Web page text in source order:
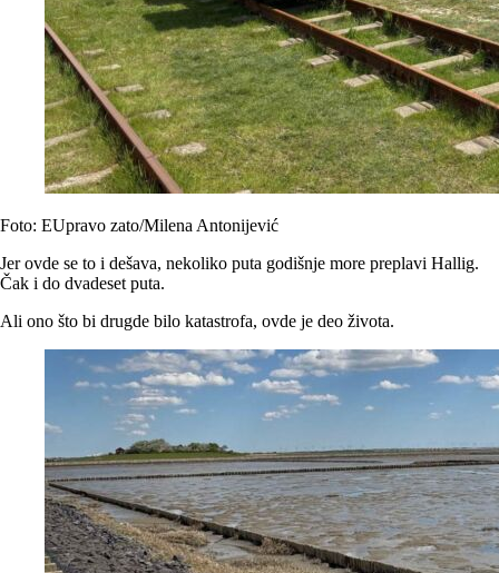
Foto: EUpravo zato/Milena Antonijević
Jer ovde se to i dešava, nekoliko puta godišnje more preplavi Hallig.
Čak i do dvadeset puta.
Ali ono što bi drugde bilo katastrofa, ovde je deo života.